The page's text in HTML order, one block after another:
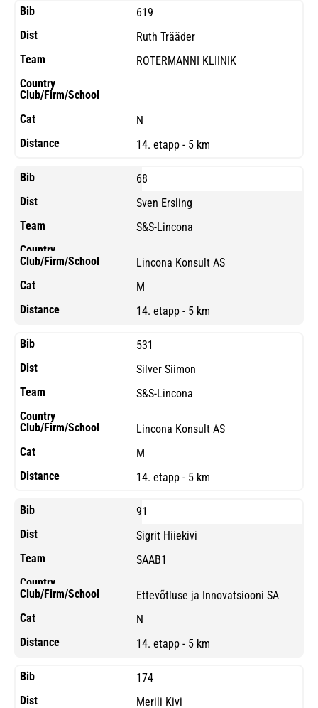
619
Ruth Trääder
ROTERMANNI KLIINIK
N
14. etapp - 5 km
68
Sven Ersling
S&S-Lincona
Lincona Konsult AS
M
14. etapp - 5 km
531
Silver Siimon
S&S-Lincona
Lincona Konsult AS
M
14. etapp - 5 km
91
Sigrit Hiiekivi
SAAB1
Ettevõtluse ja Innovatsiooni SA
N
14. etapp - 5 km
174
Merili Kivi